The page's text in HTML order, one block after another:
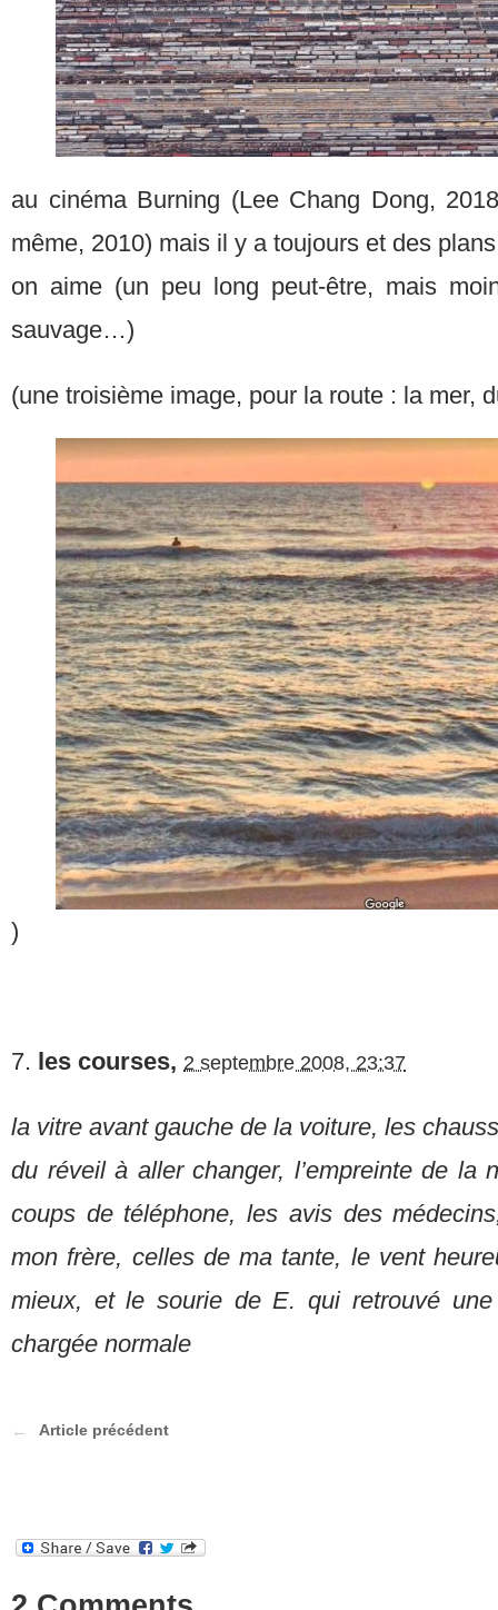
au cinéma Burning (Lee Chang Dong,
même, 2010) mais il y a toujours et des
on aime (un peu long peut-être, mais
sauvage…)
(une troisième image, pour la route : la mer,
)
7. les courses, 2 septembre 2008, 23:37
la vitre avant gauche de la voiture, les
du réveil à aller changer, l’empreinte de la
coups de téléphone, les avis des
mon frère, celles de ma tante, le vent
mieux, et le sourie de E. qui retrouvé
chargée normale
Article précédent